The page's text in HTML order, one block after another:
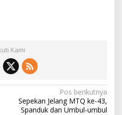
Kami
Pos berikutnya
Sepekan Jelang MTQ ke-43,
Spanduk dan Umbul-umbul